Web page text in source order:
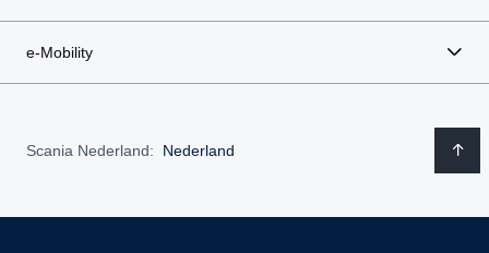
e-Mobility
Scania Nederland: Nederland